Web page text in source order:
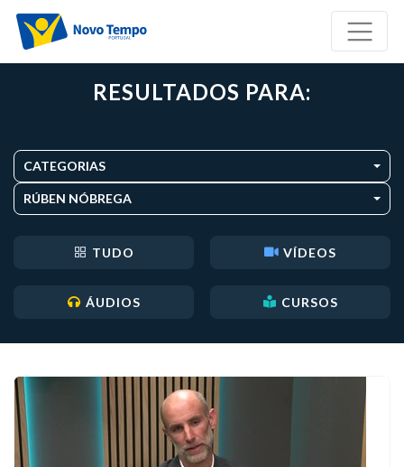
RESULTADOS PARA:
CATEGORIAS
RÚBEN NÓBREGA
TUDO VÍDEOS
ÁUDIOS CURSOS